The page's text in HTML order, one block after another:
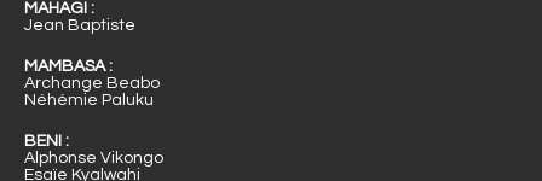
MAHAGI :
Jean Baptiste
MAMBASA :
Archange Beabo
Néhémie Paluku
BENI :
Alphonse Vikongo
Esaïe Kyalwahi